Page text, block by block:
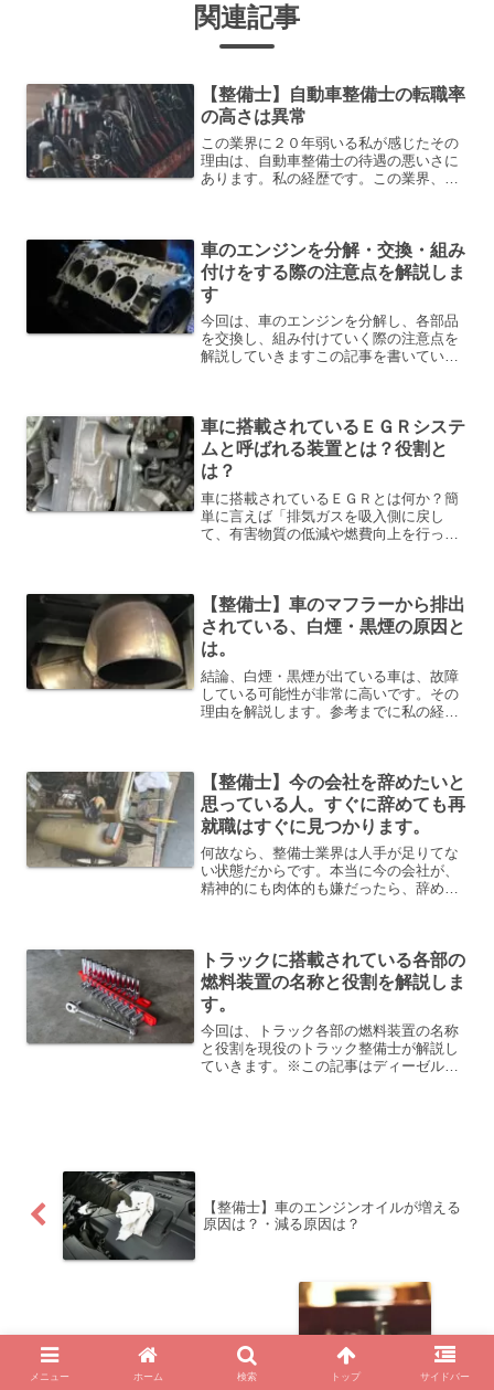
関連記事
【整備士】自動車整備士の転職率
の高さは異常
この業界に２０年弱いる私が感じたその
理由は、自動車整備士の待遇の悪いさに
あります。私の経歴です。この業界、最
ます。私の場合は、整備か...
車のエンジンを分解・交換・組み
付けをする際の注意点を解説しま
す
今回は、車のエンジンを分解し、各部品
を交換し、組み付けていく際の注意点を
解説していきますこの記事を書いている
携わってきました。現在は...
車に搭載されているＥＧＲシステ
ムと呼ばれる装置とは？役割と
は？
車に搭載されているＥＧＲとは何か？簡
単に言えば「排気ガスを吸入側に戻し
て、有害物質の低減や燃費向上を行って
から自動車整備士をしていま...
【整備士】車のマフラーから排出
されている、白煙・黒煙の原因と
は。
結論、白煙・黒煙が出ている車は、故障
している可能性が非常に高いです。その
理由を解説します。参考までに私の経歴
がら走っているトラックや...
【整備士】今の会社を辞めたいと
思っている人。すぐに辞めても再
就職はすぐに見つかります。
何故なら、整備士業界は人手が足りてな
い状態だからです。本当に今の会社が、
精神的にも肉体的も嫌だったら、辞めた
思います。なので、無理し...
トラックに搭載されている各部の
燃料装置の名称と役割を解説しま
す。
今回は、トラック各部の燃料装置の名称
と役割を現役のトラック整備士が解説し
ていきます。※この記事はディーゼル車
【整備士】車のエンジンオイルが増える
原因は？・減る原因は？
【整備士】整備士が使用している工具の
メニュー ホーム 検索 トップ サイドバー